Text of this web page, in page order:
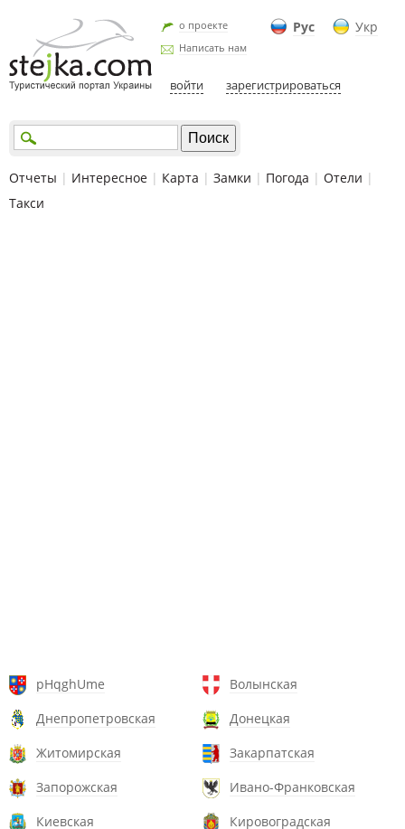
Рус Укр
о проекте
Написать нам
войти зарегистрироваться
Отчеты | Интересное | Карта | Замки | Погода | Отели |
Такси
pHqghUme
Волынская
Днепропетровская
Донецкая
Житомирская
Закарпатская
Запорожская
Ивано-Франковская
Киевская
Кировоградская